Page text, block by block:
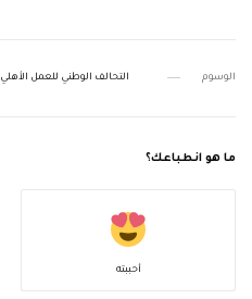
الوسوم التحالف الوطني للعمل الأهلي
ما هو انطباعك؟
أحببته